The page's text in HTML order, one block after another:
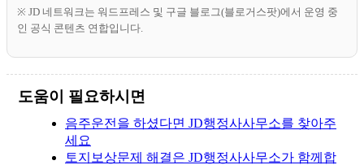
※ JD 네트워크는 워드프레스 및 구글 블로그(블로거스팟)에서 운영 중
인 공식 콘텐츠 연합입니다.
도움이 필요하시면
음주운전을 하셨다면 JD행정사사무소를 찾아주
세요
토지보상문제 해결은 JD행정사사무소가 함께합